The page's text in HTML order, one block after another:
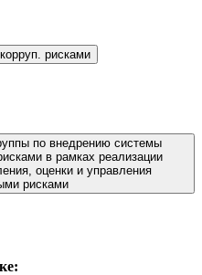
рисками
по внедрению системы
в рамках реализации
оценки и управления
рисками
: